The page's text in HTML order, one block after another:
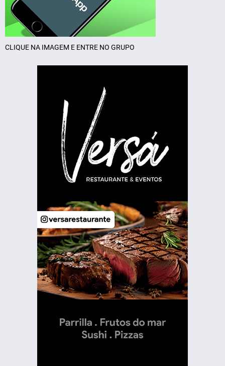
CLIQUE NA IMAGEM E ENTRE NO GRUPO